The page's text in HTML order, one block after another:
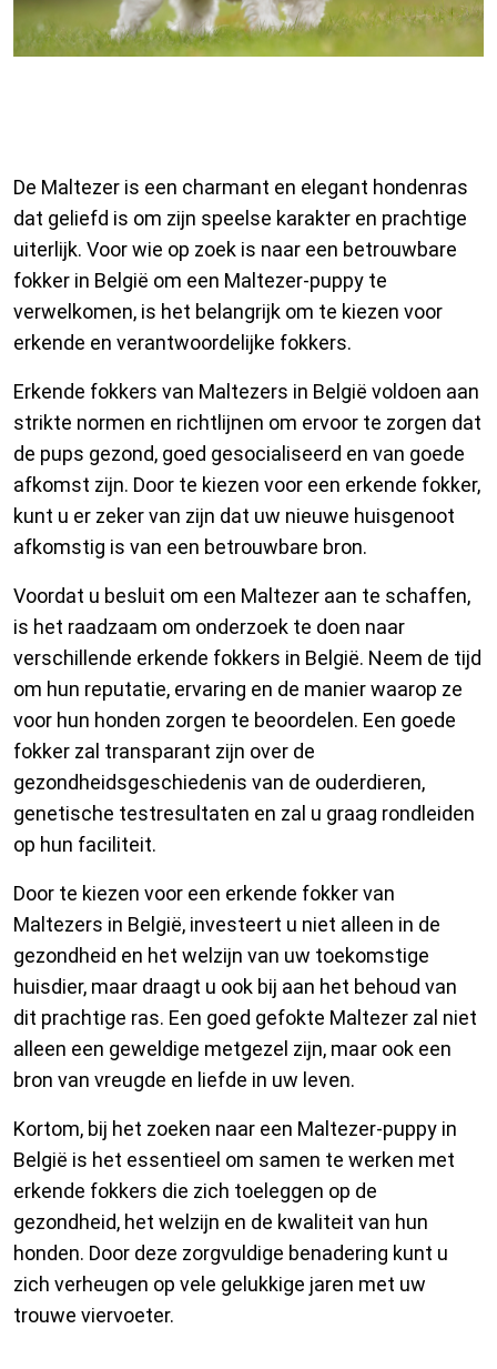
De Maltezer is een charmant en elegant hondenras
dat geliefd is om zijn speelse karakter en prachtige
uiterlijk. Voor wie op zoek is naar een betrouwbare
fokker in België om een Maltezer-puppy te
verwelkomen, is het belangrijk om te kiezen voor
erkende en verantwoordelijke fokkers.
Erkende fokkers van Maltezers in België voldoen aan
strikte normen en richtlijnen om ervoor te zorgen dat
de pups gezond, goed gesocialiseerd en van goede
afkomst zijn. Door te kiezen voor een erkende fokker,
kunt u er zeker van zijn dat uw nieuwe huisgenoot
afkomstig is van een betrouwbare bron.
Voordat u besluit om een Maltezer aan te schaffen,
is het raadzaam om onderzoek te doen naar
verschillende erkende fokkers in België. Neem de tijd
om hun reputatie, ervaring en de manier waarop ze
voor hun honden zorgen te beoordelen. Een goede
fokker zal transparant zijn over de
gezondheidsgeschiedenis van de ouderdieren,
genetische testresultaten en zal u graag rondleiden
op hun faciliteit.
Door te kiezen voor een erkende fokker van
Maltezers in België, investeert u niet alleen in de
gezondheid en het welzijn van uw toekomstige
huisdier, maar draagt u ook bij aan het behoud van
dit prachtige ras. Een goed gefokte Maltezer zal niet
alleen een geweldige metgezel zijn, maar ook een
bron van vreugde en liefde in uw leven.
Kortom, bij het zoeken naar een Maltezer-puppy in
België is het essentieel om samen te werken met
erkende fokkers die zich toeleggen op de
gezondheid, het welzijn en de kwaliteit van hun
honden. Door deze zorgvuldige benadering kunt u
zich verheugen op vele gelukkige jaren met uw
trouwe viervoeter.